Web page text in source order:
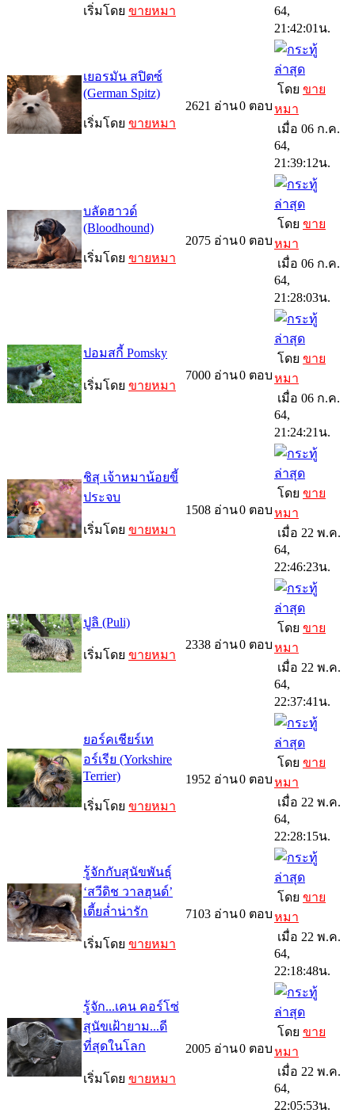
เริ่มโดย ขายหมา
64,
21:42:01น.
เยอรมัน สปิตซ์
(German Spitz)
เริ่มโดย ขายหมา
2621 อ่าน0 ตอบ
โดย ขาย
หมา
เมื่อ 06 ก.ค.
64,
21:39:12น.
บลัดฮาวด์
(Bloodhound)
เริ่มโดย ขายหมา
2075 อ่าน0 ตอบ
โดย ขาย
หมา
เมื่อ 06 ก.ค.
64,
21:28:03น.
ปอมสกี้ Pomsky
เริ่มโดย ขายหมา
7000 อ่าน0 ตอบ
โดย ขาย
หมา
เมื่อ 06 ก.ค.
64,
21:24:21น.
ชิสุ เจ้าหมาน้อยขี้
ประจบ
เริ่มโดย ขายหมา
1508 อ่าน0 ตอบ
โดย ขาย
หมา
เมื่อ 22 พ.ค.
64,
22:46:23น.
ปูลิ (Puli)
เริ่มโดย ขายหมา
2338 อ่าน0 ตอบ
โดย ขาย
หมา
เมื่อ 22 พ.ค.
64,
22:37:41น.
ยอร์คเชียร์เท
อร์เรีย (Yorkshire
Terrier)
เริ่มโดย ขายหมา
1952 อ่าน0 ตอบ
โดย ขาย
หมา
เมื่อ 22 พ.ค.
64,
22:28:15น.
รู้จักกับสุนัขพันธุ์
‘สวีดิช วาลฮุนด์’
เตี้ยล่ำน่ารัก
เริ่มโดย ขายหมา
7103 อ่าน0 ตอบ
โดย ขาย
หมา
เมื่อ 22 พ.ค.
64,
22:18:48น.
รู้จัก...เคน คอร์โซ่
สุนัขเฝ้ายาม...ดี
ที่สุดในโลก
เริ่มโดย ขายหมา
2005 อ่าน0 ตอบ
โดย ขาย
หมา
เมื่อ 22 พ.ค.
64,
22:05:53น.